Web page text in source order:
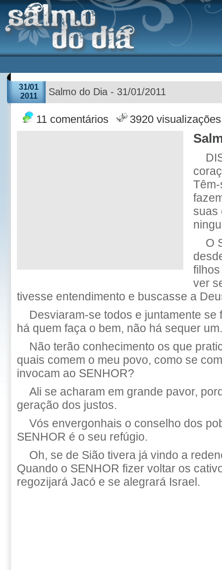
31/01
2011
Salmo do Dia - 31/01/2011
11 comentários 3920 visualizações
suas
O
ver
tivesse entendimento e buscasse a
Desviaram-se todos e juntamente se
há quem faça o bem, não há sequer um.
Não terão conhecimento os que
quais comem o meu povo, como se
invocam ao SENHOR?
Ali se acharam em grande pavor,
geração dos justos.
Vós envergonhais o conselho dos
SENHOR é o seu refúgio.
Oh, se de Sião tivera já vindo a
Quando o SENHOR fizer voltar os
regozijará Jacó e se alegrará Israel.